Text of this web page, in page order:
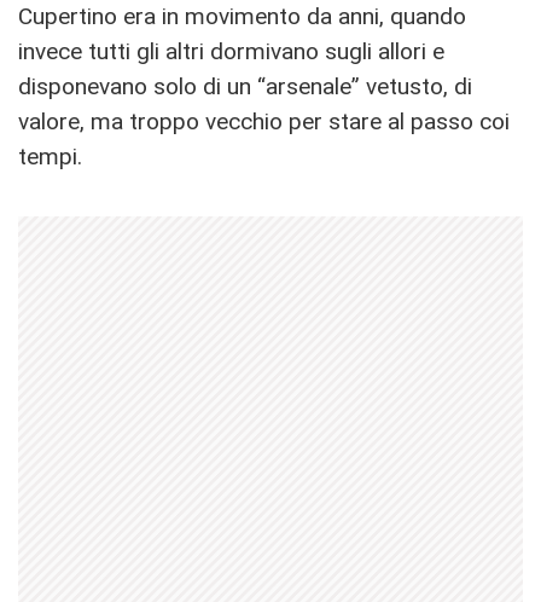
Cupertino era in movimento da anni, quando
invece tutti gli altri dormivano sugli allori e
disponevano solo di un “arsenale” vetusto, di
valore, ma troppo vecchio per stare al passo coi
tempi.